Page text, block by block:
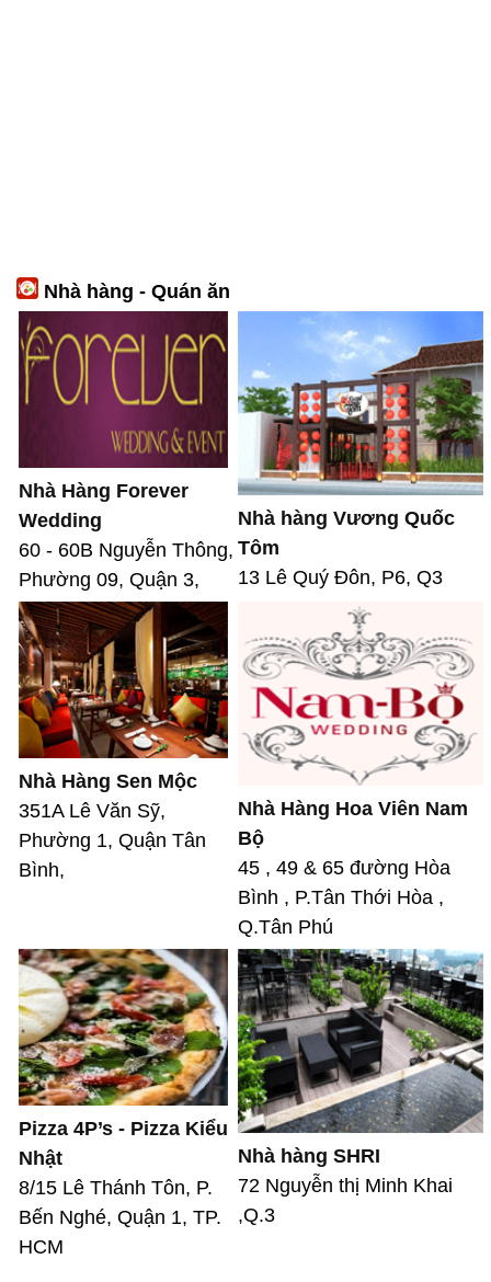
Nhà hàng - Quán ăn
Nhà Hàng Forever
Wedding
60 - 60B Nguyễn Thông,
Phường 09, Quận 3,
Nhà hàng Vương Quốc
Tôm
13 Lê Quý Đôn, P6, Q3
Nhà Hàng Sen Mộc
351A Lê Văn Sỹ,
Phường 1, Quận Tân
Bình,
Nhà Hàng Hoa Viên Nam
Bộ
45 , 49 & 65 đường Hòa
Bình , P.Tân Thới Hòa ,
Q.Tân Phú
Pizza 4P’s - Pizza Kiểu
Nhật
8/15 Lê Thánh Tôn, P.
Bến Nghé, Quận 1, TP.
HCM
Nhà hàng SHRI
72 Nguyễn thị Minh Khai
,Q.3